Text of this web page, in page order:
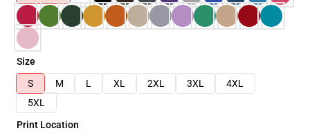
Size
S
M L XL 2XL 3XL
4XL
5XL
Print Location